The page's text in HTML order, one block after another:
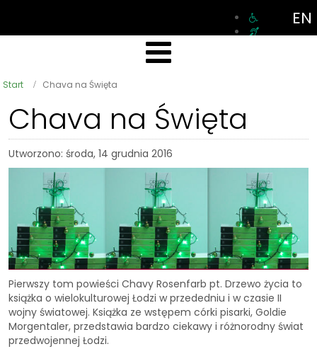
EN
Start Chava na Święta
Chava na Święta
Utworzono: środa, 14 grudnia 2016
Pierwszy tom powieści Chavy Rosenfarb pt. Drzewo życia to
książka o wielokulturowej Łodzi w przededniu i w czasie II
wojny światowej. Książka ze wstępem córki pisarki, Goldie
Morgentaler, przedstawia bardzo ciekawy i różnorodny świat
przedwojennej Łodzi.